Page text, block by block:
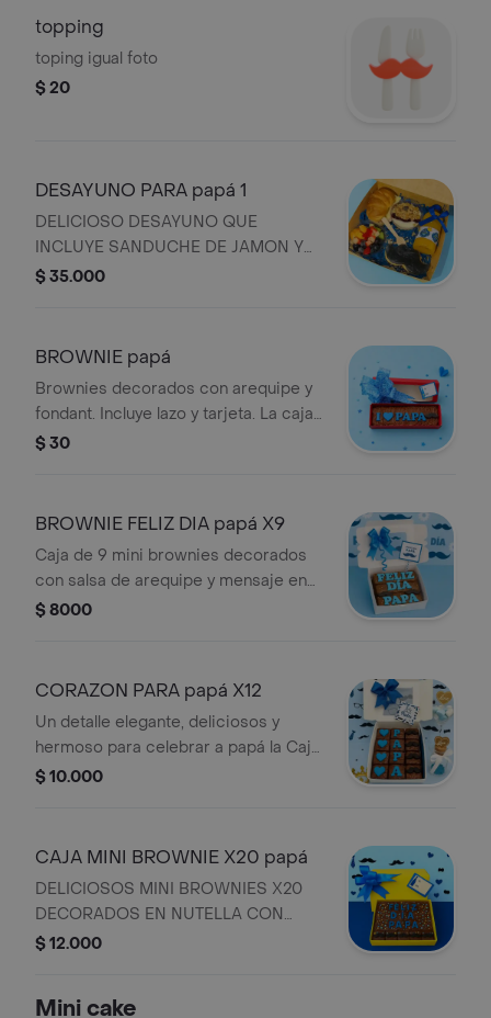
chorizo, yogurt y delicioso cupcake
decorado incluye lazo y tarjeta
topping
toping igual foto
$ 20
DESAYUNO PARA papá 1
DELICIOSO DESAYUNO QUE
INCLUYE SANDUCHE DE JAMON Y
QUESO CON UNTABLE DE QUESO
MERMELADA DE FRUTOS
ROJOS,JUGO DE NARANJA Y
DELICIOSO CUPCAKE, TARJETA Y
LAZO
$ 35.000
BROWNIE papá
Brownies decorados con arequipe y
fondant. Incluye lazo y tarjeta. La caja
puede variar de color
$ 30
BROWNIE FELIZ DIA papá X9
Caja de 9 mini brownies decorados
con salsa de arequipe y mensaje en
fondant comestible feliz día papá,
$ 8000
CORAZON PARA papá X12
Un detalle elegante, deliciosos y
hermoso para celebrar a papá la Caja
contiene 12 mini brownies decorados
$ 10.000
CAJA MINI BROWNIE X20 papá
DELICIOSOS MINI BROWNIES X20
DECORADOS EN NUTELLA CON
DECORACION EN FONDAT INCLUYE
$ 12.000
Mini cake